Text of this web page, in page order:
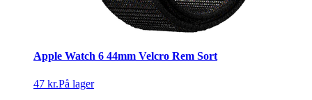
Apple Watch 6 44mm Velcro Rem Sort
47 kr.På lager